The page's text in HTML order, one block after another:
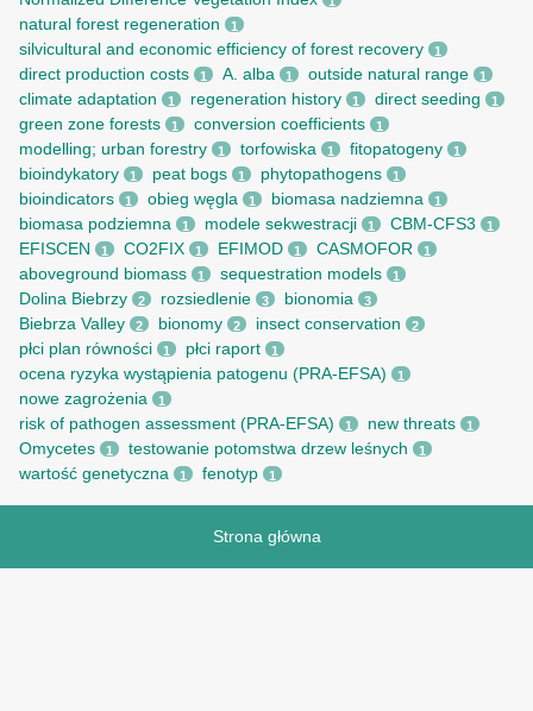
natural forest regeneration 1
silvicultural and economic efficiency of forest recovery 1
direct production costs 1 A. alba 1 outside natural range 1
climate adaptation 1 regeneration history 1 direct seeding 1
green zone forests 1 conversion coefficients 1
modelling; urban forestry 1 torfowiska 1 fitopatogeny 1
bioindykatory 1 peat bogs 1 phytopathogens 1
bioindicators 1 obieg węgla 1 biomasa nadziemna 1
biomasa podziemna 1 modele sekwestracji 1 CBM-CFS3 1
EFISCEN 1 CO2FIX 1 EFIMOD 1 CASMOFOR 1
aboveground biomass 1 sequestration models 1
Dolina Biebrzy 2 rozsiedlenie 3 bionomia 3
Biebrza Valley 2 bionomy 2 insect conservation 2
płci plan równości 1 płci raport 1
ocena ryzyka wystąpienia patogenu (PRA-EFSA) 1
nowe zagrożenia 1
risk of pathogen assessment (PRA-EFSA) 1 new threats 1
Omycetes 1 testowanie potomstwa drzew leśnych 1
wartość genetyczna 1 fenotyp 1
Strona główna